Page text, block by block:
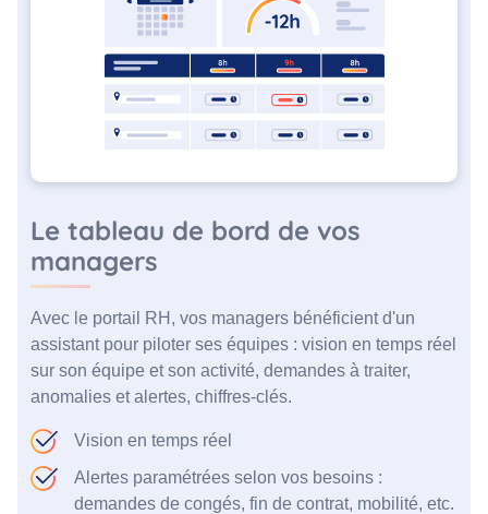
Le tableau de bord de vos
managers
Avec le portail RH, vos managers bénéficient d'un
assistant pour piloter ses équipes : vision en temps réel
sur son équipe et son activité, demandes à traiter,
anomalies et alertes, chiffres-clés.
Vision en temps réel
Alertes paramétrées selon vos besoins :
demandes de congés, fin de contrat, mobilité, etc.